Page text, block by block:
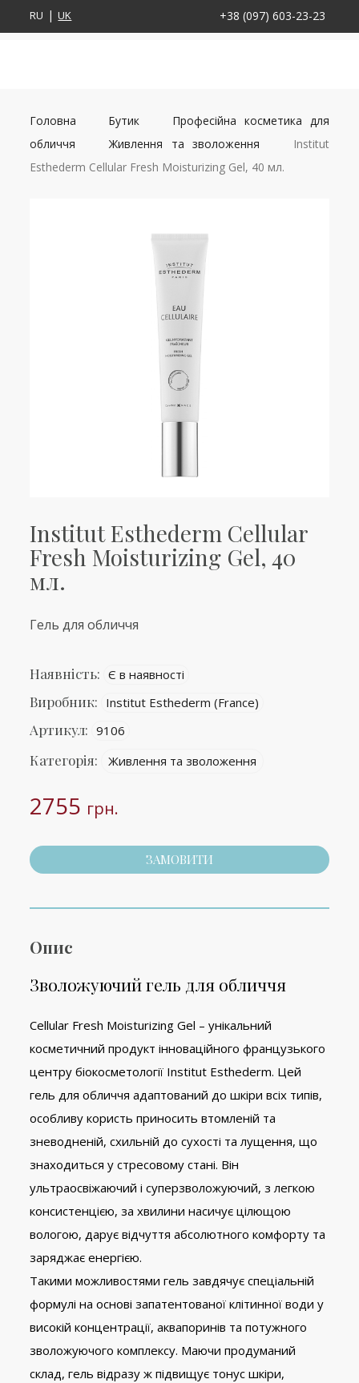
RU UK +38 (097) 603-23-23
Головна Бутик
Професійна косметика для
обличчя
Живлення та зволоження
Institut
Esthederm Cellular Fresh Moisturizing Gel, 40 мл.
Institut Esthederm Cellular
Fresh Moisturizing Gel, 40
мл.
Гель для обличчя
Наявність: Є в наявності
Виробник: Institut Esthederm (France)
Артикул: 9106
Категорія: Живлення та зволоження
2755 грн.
ЗАМОВИТИ
Опис
Зволожуючий гель для обличчя
Cellular Fresh Moisturizing Gel – унікальний
косметичний продукт інноваційного французького
центру біокосметології Institut Esthederm. Цей
гель для обличчя адаптований до шкіри всіх типів,
особливу користь приносить втомленій та
зневодненій, схильній до сухості та лущення, що
знаходиться у стресовому стані. Він
ультраосвіжаючий і суперзволожуючий, з легкою
консистенцією, за хвилини насичує цілющою
вологою, дарує відчуття абсолютного комфорту та
заряджає енергією.
Такими можливостями гель завдячує спеціальній
формулі на основі запатентованої клітинної води у
високій концентрації, аквапоринів та потужного
зволожуючого комплексу. Маючи продуманий
склад, гель відразу ж підвищує тонус шкіри,